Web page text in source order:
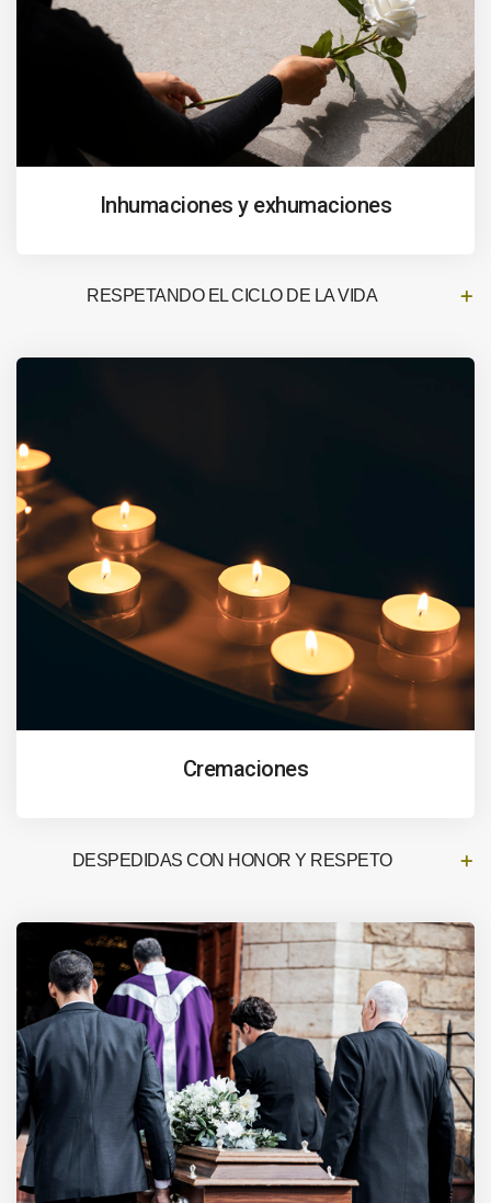
Inhumaciones y exhumaciones
RESPETANDO EL CICLO DE LA VIDA
Cremaciones
DESPEDIDAS CON HONOR Y RESPETO